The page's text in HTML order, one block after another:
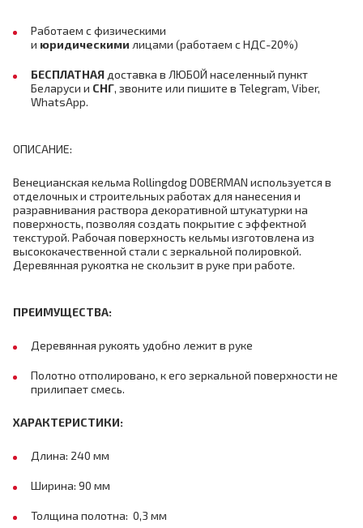
Работаем с физическими
и юридическими лицами (работаем с НДС-20%)
БЕСПЛАТНАЯ доставка в ЛЮБОЙ населенный пункт
Беларуси и СНГ, звоните или пишите в Telegram, Viber,
WhatsApp.
ОПИСАНИЕ:
Венецианская кельма Rollingdog DOBERMAN используется в
отделочных и строительных работах для нанесения и
разравнивания раствора декоративной штукатурки на
поверхность, позволяя создать покрытие с эффектной
текстурой. Рабочая поверхность кельмы изготовлена из
высококачественной стали с зеркальной полировкой.
Деревянная рукоятка не скользит в руке при работе.
ПРЕИМУЩЕСТВА:
Деревянная рукоять удобно лежит в руке
Полотно отполировано, к его зеркальной поверхности не
прилипает смесь.
ХАРАКТЕРИСТИКИ:
Длина: 240 мм
Ширина: 90 мм
Толщина полотна: 0,3 мм